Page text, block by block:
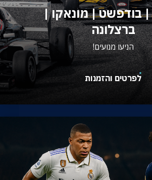
| בודפשט | מונאקו |
ברצלונה
הניעו מנועים!
לפרטים והזמנות